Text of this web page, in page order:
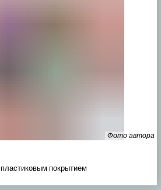
Фото автора
покрытием